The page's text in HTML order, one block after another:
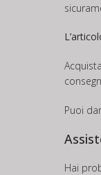
Puoi
Hai